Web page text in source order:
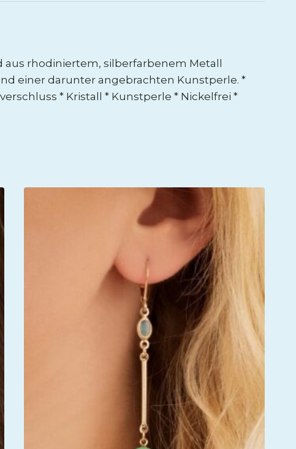
aus rhodiniertem, silberfarbenem Metall
einer darunter angebrachten Kunstperle. *
* Kristall * Kunstperle * Nickelfrei *